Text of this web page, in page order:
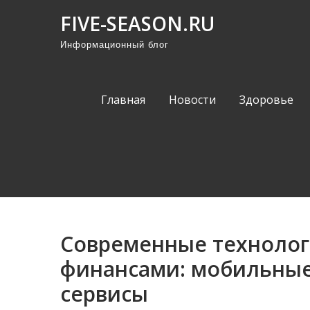
FIVE-SEASON.RU
Информационный блог
Главная Новости Здоровье
Современные
финансами:
сервисы